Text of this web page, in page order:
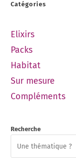
Catégories
Elixirs
Packs
Habitat
Sur mesure
Compléments
Recherche